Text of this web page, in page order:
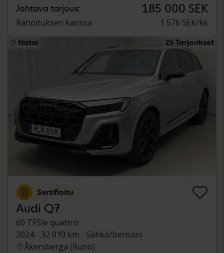
Johtava tarjous: 185 000 SEK
Rahoituksen kanssa 1 576 SEK/kk
tiistai 25 Tarjoukset
Sertifioitu
Audi Q7
60 TFSIe quattro
2024
32 010 km
Sähkö/bensiini
Åkersberga (Runö)